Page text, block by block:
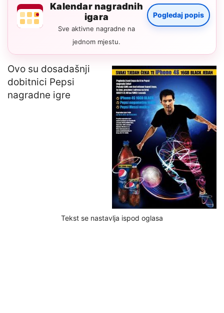
Kalendar nagradnih
igara
Sve aktivne nagradne na
jednom mjestu.
Pogledaj popis
Ovo su dosadašnji
dobitnici Pepsi
nagradne igre
Tekst se nastavlja ispod oglasa